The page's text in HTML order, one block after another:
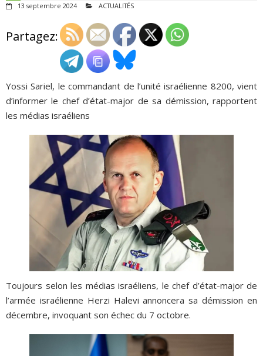
QUI SOMMES-NOUS ?
ADHÉSIONS, DONS, CONTACT
13 septembre 2024 ACTUALITÉS
Partagez:
Yossi Sariel, le commandant de l’unité israélienne 8200, vient
d’informer le chef d’état-major de sa démission, rapportent
les médias israéliens
Toujours selon les médias israéliens, le chef d’état-major de
l’armée israélienne Herzi Halevi annoncera sa démission en
décembre, invoquant son échec du 7 octobre.